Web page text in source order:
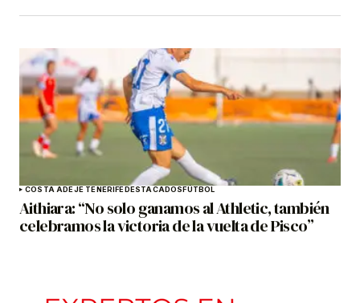
COSTA ADEJE TENERIFEDESTACADOSFÚTBOL
Aithiara: “No solo ganamos al Athletic, también
celebramos la victoria de la vuelta de Pisco”